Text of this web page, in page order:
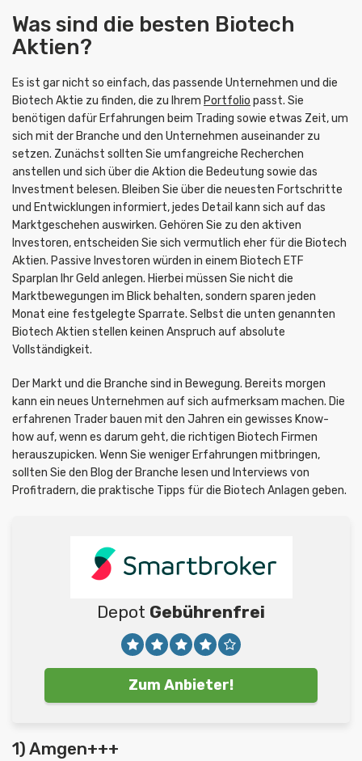
Was sind die besten Biotech
Aktien?
Es ist gar nicht so einfach, das passende Unternehmen und die
Biotech Aktie zu finden, die zu Ihrem Portfolio passt. Sie
benötigen dafür Erfahrungen beim Trading sowie etwas Zeit, um
sich mit der Branche und den Unternehmen auseinander zu
setzen. Zunächst sollten Sie umfangreiche Recherchen
anstellen und sich über die Aktion die Bedeutung sowie das
Investment belesen. Bleiben Sie über die neuesten Fortschritte
und Entwicklungen informiert, jedes Detail kann sich auf das
Marktgeschehen auswirken. Gehören Sie zu den aktiven
Investoren, entscheiden Sie sich vermutlich eher für die Biotech
Aktien. Passive Investoren würden in einem Biotech ETF
Sparplan Ihr Geld anlegen. Hierbei müssen Sie nicht die
Marktbewegungen im Blick behalten, sondern sparen jeden
Monat eine festgelegte Sparrate. Selbst die unten genannten
Biotech Aktien stellen keinen Anspruch auf absolute
Vollständigkeit.
Der Markt und die Branche sind in Bewegung. Bereits morgen
kann ein neues Unternehmen auf sich aufmerksam machen. Die
erfahrenen Trader bauen mit den Jahren ein gewisses Know-
how auf, wenn es darum geht, die richtigen Biotech Firmen
herauszupicken. Wenn Sie weniger Erfahrungen mitbringen,
sollten Sie den Blog der Branche lesen und Interviews von
Profitradern, die praktische Tipps für die Biotech Anlagen geben.
Depot Gebührenfrei
Zum Anbieter!
1) Amgen+++